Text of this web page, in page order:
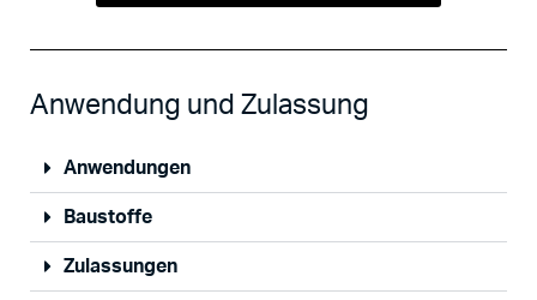
Anwendung und Zulassung
Anwendungen
Baustoffe
Zulassungen